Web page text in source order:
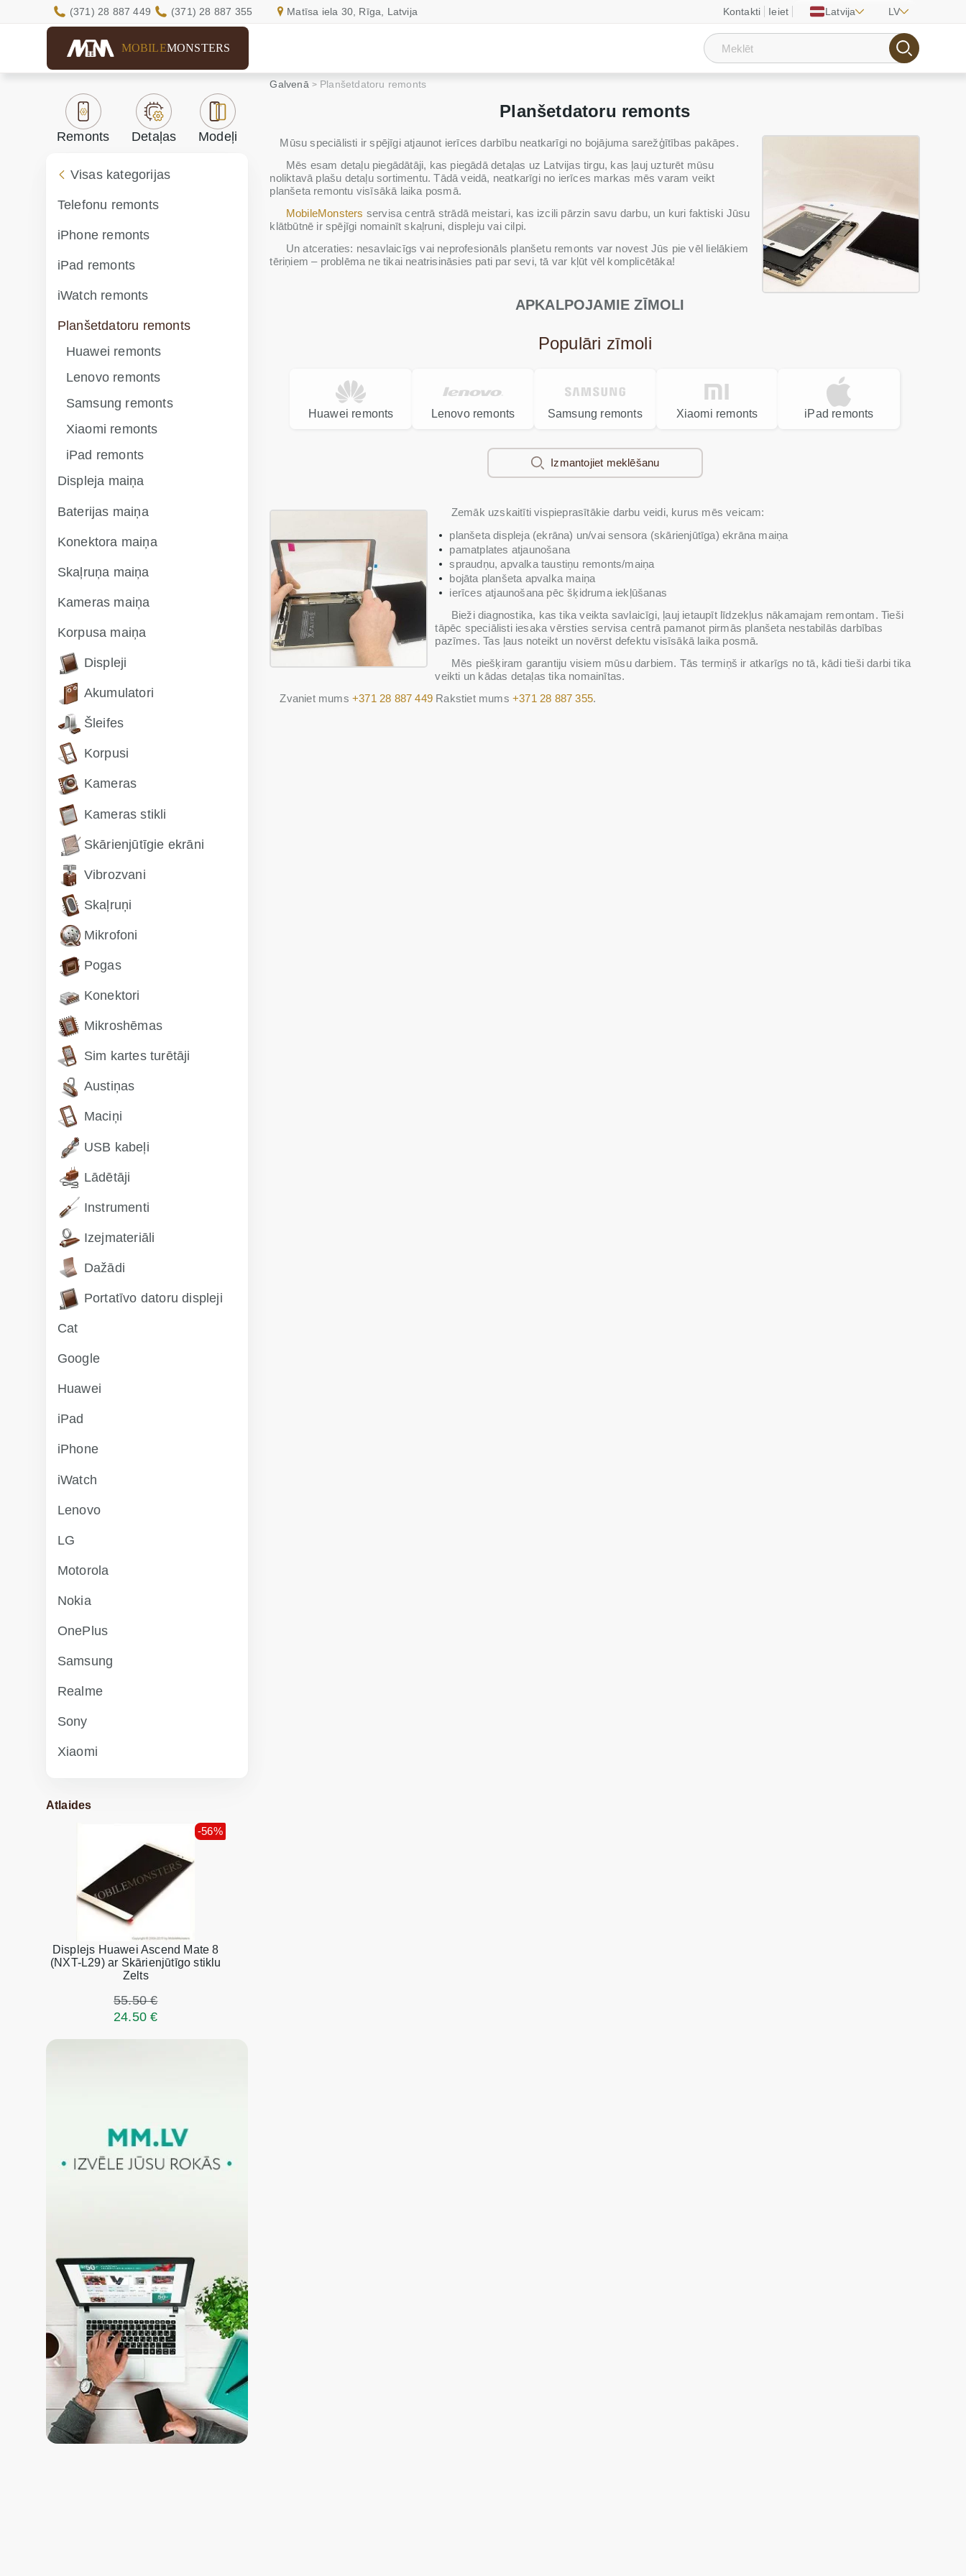
Kontakti Ieiet Latvija LV
(371) 28 887 449 (371) 28 887 355 Matīsa iela 30, Rīga, Latvija
MOBILEMONSTERS
Remonts Detaļas Modeļi
Visas kategorijas
Telefonu remonts
iPhone remonts
iPad remonts
iWatch remonts
Planšetdatoru remonts
Huawei remonts
Lenovo remonts
Samsung remonts
Xiaomi remonts
iPad remonts
Displeja maiņa
Baterijas maiņa
Konektora maiņa
Skaļruņa maiņa
Kameras maiņa
Korpusa maiņa
Displeji
Akumulatori
Šleifes
Korpusi
Kameras
Kameras stikli
Skārienjūtīgie ekrāni
Vibrozvani
Skaļruņi
Mikrofoni
Pogas
Konektori
Mikroshēmas
Sim kartes turētāji
Austiņas
Maciņi
USB kabeļi
Lādētāji
Instrumenti
Izejmateriāli
Dažādi
Portatīvo datoru displeji
Cat
Google
Huawei
iPad
iPhone
iWatch
Lenovo
LG
Motorola
Nokia
OnePlus
Samsung
Realme
Sony
Xiaomi
Atlaides
Displejs Huawei Ascend Mate 8
(NXT-L29) ar Skārienjūtīgo stiklu
Zelts
-56%
55.50 €
24.50 €
Galvenā Planšetdatoru remonts
Planšetdatoru remonts
Mūsu speciālisti ir spējīgi atjaunot ierīces darbību neatkarīgi no bojājuma sarežģītības pakāpes.
Mēs esam detaļu piegādātāji, kas piegādā detaļas uz Latvijas tirgu, kas ļauj uzturēt mūsu
noliktavā plašu detaļu sortimentu. Tādā veidā, neatkarīgi no ierīces markas mēs varam veikt
planšeta remontu visīsākā laika posmā.
MobileMonsters servisa centrā strādā meistari, kas izcili pārzin savu darbu, un kuri faktiski Jūsu
klātbūtnē ir spējīgi nomainīt skaļruni, displeju vai cilpi.
Un atceraties: nesavlaicīgs vai neprofesionāls planšetu remonts var novest Jūs pie vēl lielākiem
tēriņiem – problēma ne tikai neatrisināsies pati par sevi, tā var kļūt vēl komplicētāka!
APKALPOJAMIE ZĪMOLI
Populāri zīmoli
Huawei remonts Lenovo remonts Samsung remonts Xiaomi remonts iPad remonts
Izmantojiet meklēšanu
Zemāk uzskaitīti vispieprasītākie darbu veidi, kurus mēs veicam:
planšeta displeja (ekrāna) un/vai sensora (skārienjūtīga) ekrāna maiņa
pamatplates atjaunošana
spraudņu, apvalka taustiņu remonts/maiņa
bojāta planšeta apvalka maiņa
ierīces atjaunošana pēc šķidruma iekļūšanas
Bieži diagnostika, kas tika veikta savlaicīgi, ļauj ietaupīt līdzekļus nākamajam remontam. Tieši
tāpēc speciālisti iesaka vērsties servisa centrā pamanot pirmās planšeta nestabilās darbības
pazīmes. Tas ļaus noteikt un novērst defektu visīsākā laika posmā.
Mēs piešķiram garantiju visiem mūsu darbiem. Tās termiņš ir atkarīgs no tā, kādi tieši darbi tika
veikti un kādas detaļas tika nomainītas.
Zvaniet mums +371 28 887 449Rakstiet mums +371 28 887 355.